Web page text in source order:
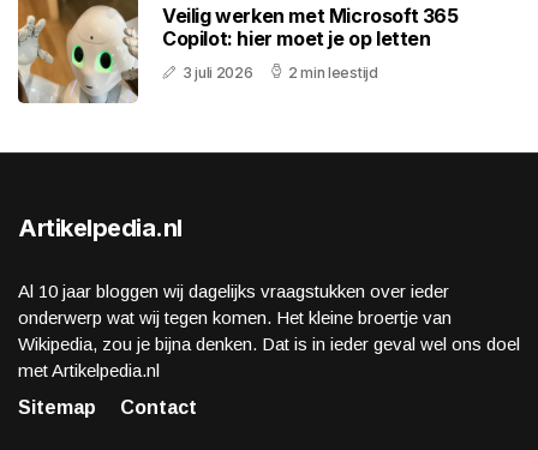
Veilig werken met Microsoft 365
Copilot: hier moet je op letten
3 juli 2026 2 min leestijd
Artikelpedia.nl
Al 10 jaar bloggen wij dagelijks vraagstukken over ieder
onderwerp wat wij tegen komen. Het kleine broertje van
Wikipedia, zou je bijna denken. Dat is in ieder geval wel ons doel
met Artikelpedia.nl
Sitemap
Contact